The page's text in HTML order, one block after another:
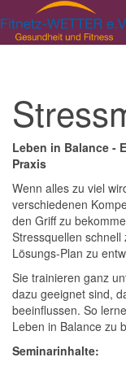
Leben in Balance -
Praxis
Wenn alles zu viel
verschiedenen
den Griff zu
Stressquellen
Lösungs-Plan zu
Sie trainieren ganz
dazu geeignet sind,
beeinflussen. So
Leben in Balance zu
Seminarinhalte: